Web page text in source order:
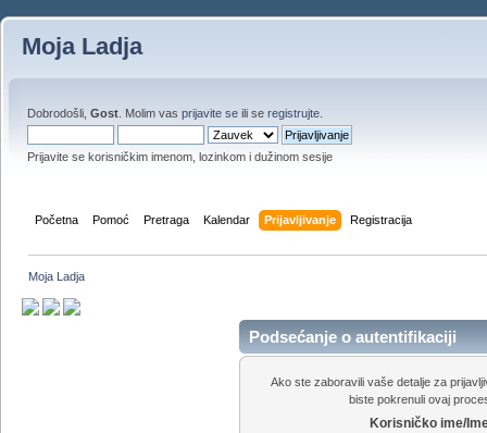
Moja Ladja
Dobrodošli, Gost . Molim vas prijavite se ili se registrujte
Prijavite se korisničkim imenom, lozinkom i dužinom sesije
Početna Pomoć Pretraga Kalendar Prijavljivanje Registracija
Moja Ladja
Podsećanje o autentifikaciji
Ako ste zaboravili vaše detalje za
biste pokrenuli ovaj
Korisničko ime/